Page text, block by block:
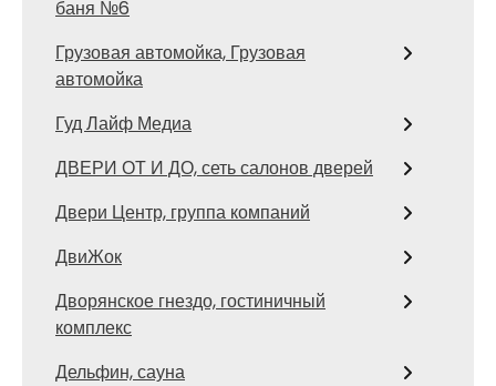
баня №6
Грузовая автомойка, Грузовая
автомойка
Гуд Лайф Медиа
ДВЕРИ ОТ И ДО, сеть салонов дверей
Двери Центр, группа компаний
ДвиЖок
Дворянское гнездо, гостиничный
комплекс
Дельфин, сауна